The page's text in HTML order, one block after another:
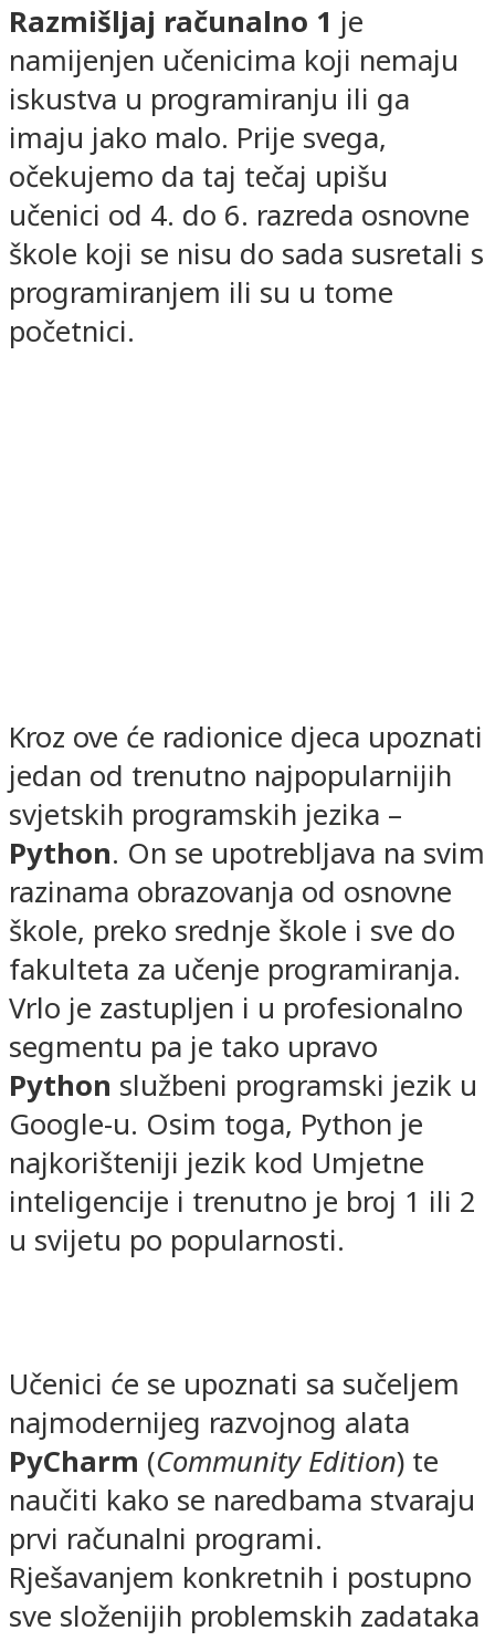
Razmišljaj računalno 1 je
namijenjen učenicima koji nemaju
iskustva u programiranju ili ga
imaju jako malo. Prije svega,
očekujemo da taj tečaj upišu
učenici od 4. do 6. razreda osnovne
škole koji se nisu do sada susretali s
programiranjem ili su u tome
početnici.
Kroz ove će radionice djeca upoznati
jedan od trenutno najpopularnijih
svjetskih programskih jezika –
Python. On se upotrebljava na svim
razinama obrazovanja od osnovne
škole, preko srednje škole i sve do
fakulteta za učenje programiranja.
Vrlo je zastupljen i u profesionalno
segmentu pa je tako upravo
Python službeni programski jezik u
Google-u. Osim toga, Python je
najkorišteniji jezik kod Umjetne
inteligencije i trenutno je broj 1 ili 2
u svijetu po popularnosti.
Učenici će se upoznati sa sučeljem
najmodernijeg razvojnog alata
PyCharm (Community Edition) te
naučiti kako se naredbama stvaraju
prvi računalni programi.
Rješavanjem konkretnih i postupno
sve složenijih problemskih zadataka